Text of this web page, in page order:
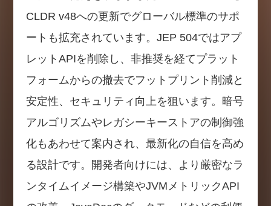
CLDR v48への更新でグローバル標準のサポ
ートも拡充されています。JEP 504ではアプ
レットAPIを削除し、非推奨を経てプラット
フォームからの撤去でフットプリント削減と
安定性、セキュリティ向上を狙います。暗号
アルゴリズムやレガシーキーストアの制御強
化もあわせて案内され、最新化の自信を高め
る設計です。開発者向けには、より厳密なラ
ンタイムイメージ構築やJVMメトリックAPI